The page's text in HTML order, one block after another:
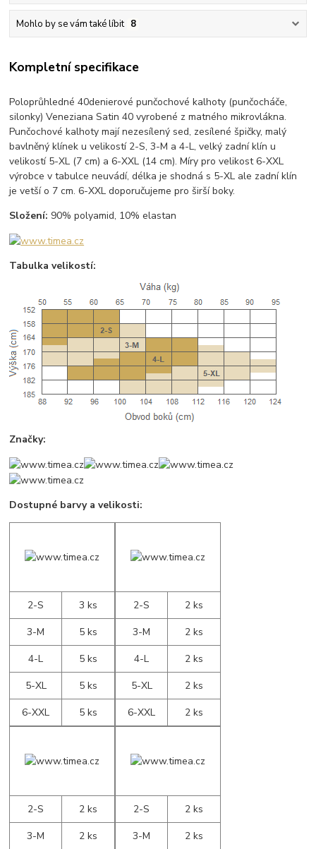
Mohlo by se vám také líbit 8
Kompletní specifikace
Poloprůhledné 40denierové punčochové kalhoty (punčocháče,
silonky) Veneziana Satin 40 vyrobené z matného mikrovlákna.
Punčochové kalhoty mají nezesílený sed, zesílené špičky, malý
bavlněný klínek u velikostí 2-S, 3-M a 4-L, velký zadní klín u
velikostí 5-XL (7 cm) a 6-XXL (14 cm). Míry pro velikost 6-XXL
výrobce v tabulce neuvádí, délka je shodná s 5-XL ale zadní klín
je vetší o 7 cm. 6-XXL doporučujeme pro širší boky.
Složení: 90% polyamid, 10% elastan
Tabulka velikostí:
Značky:
Dostupné barvy a velikosti:
2-S
3 ks
3-M
5 ks
4-L
5 ks
5-XL
5 ks
6-XXL
5 ks
2-S
2 ks
3-M
2 ks
4-L
2 ks
5-XL
2 ks
6-XXL
2 ks
2-S
2 ks
3-M
2 ks
2-S
2 ks
3-M
2 ks